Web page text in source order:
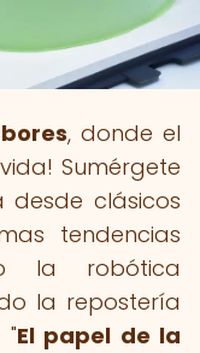
, donde el
Sumérgete
desde clásicos
tendencias
la robótica
la repostería
"El papel de la